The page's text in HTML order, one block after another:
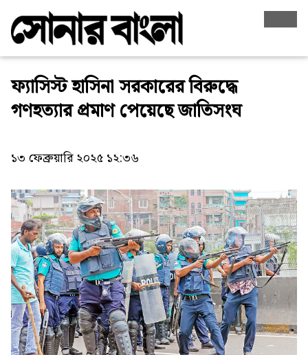
ফ্যাসিস্ট হাসিনা সরকারের বিরুদ্ধে
গণহত্যার প্রমাণ পেয়েছে জাতিসংঘ
১৩ ফেব্রুয়ারি ২০২৫ ১২:৩৬